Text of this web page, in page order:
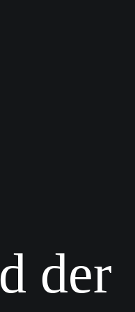
der